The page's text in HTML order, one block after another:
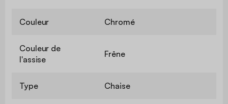
Couleur Chromé
Couleur de
l'assise
Frêne
Type Chaise